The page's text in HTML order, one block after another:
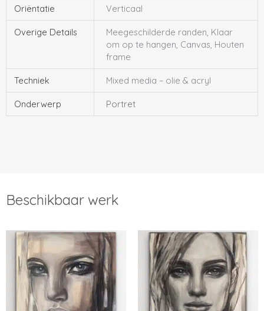
Oriëntatie Verticaal
Overige Details
Meegeschilderde randen, Klaar
om op te hangen, Canvas, Houten
frame
Techniek Mixed media – olie & acryl
Onderwerp Portret
Beschikbaar werk